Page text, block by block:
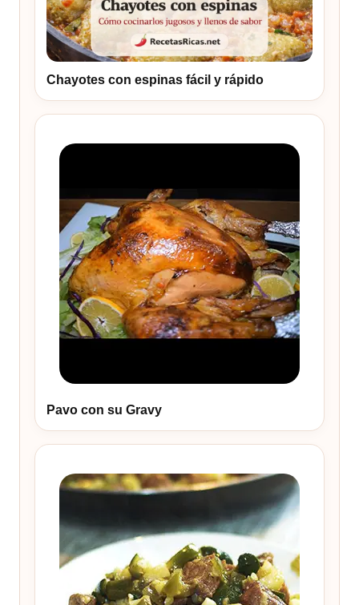
Chayotes con espinas fácil y rápido
Pavo con su Gravy